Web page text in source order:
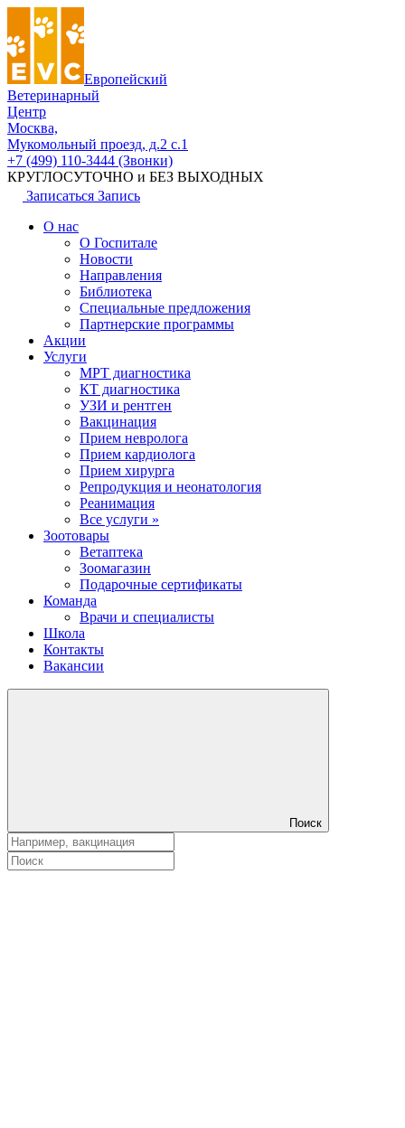
Европейский
Ветеринарный
Центр
Москва,
Мукомольный проезд, д.2 с.1
+7 (499) 110-3444 (Звонки)
КРУГЛОСУТОЧНО и БЕЗ ВЫХОДНЫХ
Записаться Запись
О нас
О Госпитале
Новости
Направления
Библиотека
Специальные предложения
Партнерские программы
Акции
Услуги
МРТ диагностика
КТ диагностика
УЗИ и рентген
Вакцинация
Прием невролога
Прием кардиолога
Прием хирурга
Репродукция и неонатология
Реанимация
Все услуги »
Зоотовары
Ветаптека
Зоомагазин
Подарочные сертификаты
Команда
Врачи и специалисты
Школа
Контакты
Вакансии
Поиск